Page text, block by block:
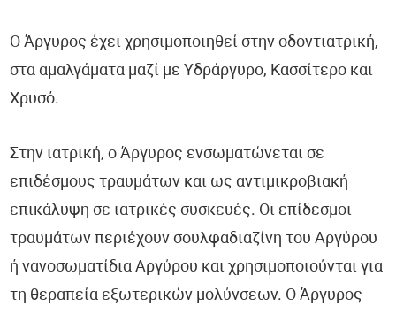
Ο Άργυρος έχει χρησιμοποιηθεί στην οδοντιατρική,
στα αμαλγάματα μαζί με Υδράργυρο, Κασσίτερο και
Χρυσό.
Στην ιατρική, ο Άργυρος ενσωματώνεται σε
επιδέσμους τραυμάτων και ως αντιμικροβιακή
επικάλυψη σε ιατρικές συσκευές. Οι επίδεσμοι
τραυμάτων περιέχουν σουλφαδιαζίνη του Αργύρου
ή νανοσωματίδια Αργύρου και χρησιμοποιούνται για
τη θεραπεία εξωτερικών μολύνσεων. Ο Άργυρος